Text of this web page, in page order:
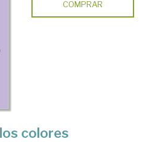
COMPRAR
colores